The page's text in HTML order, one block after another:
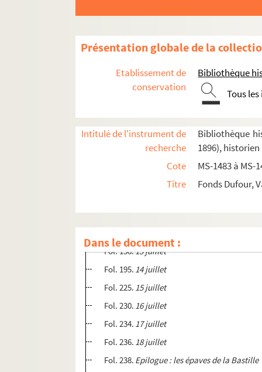
Présentation globale de la
Etablissement de
conservation
Bibliothèque
Tous
Intitulé de l'instrument de
recherche
Bibliothèque
1896), historien
Cote
MS-1483 à MS-
Titre
Fonds Dufour,
Dans le document :
4-MS-1486. Écoles et écoliers
8-MS-1488. Ensemble de documents
8-MS-1489. Ensemble de documents,
8-MS-1490.Histoire populaire de la prise de la
Introduction
Les origines de la Bastille
Statues et horloge de la Bastille
Fol. 73.L'œuvre des sept jours ou la
Fol. 158.13 juillet
Fol. 195. 14 juillet
Fol. 225. 15 juillet
Fol. 230. 16 juillet
Fol. 234. 17 juillet
Fol. 236. 18 juillet
Fol. 238. Epilogue : les épaves de la Bastille